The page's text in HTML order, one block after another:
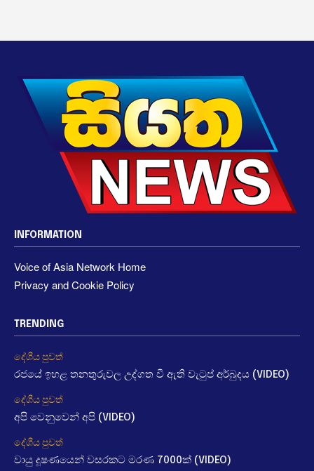
INFORMATION
Voice of Asia Network Home
Privacy and Cookie Policy
TRENDING
දේශීය පුවත්
රජයේ ඉහළ තනතුරුවල උද්ගත වී ඇති වැටුප් අර්බුදය (VIDEO)
දේශීය පුවත්
අපි වෙනුවෙන් අපි (VIDEO)
දේශීය පුවත්
වායු දූෂණයෙන් වසරකට මරණ 7000ක් (VIDEO)